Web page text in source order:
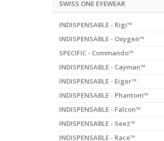
SWISS ONE EYEWEAR
INDISPENSABLE - Rigi™
INDISPENSABLE - Oxygen™
SPECIFIC - Commando™
INDISPENSABLE - Cayman™
INDISPENSABLE - Eiger™
INDISPENSABLE - Phantom™
INDISPENSABLE - Falcon™
INDISPENSABLE - Seez™
INDISPENSABLE - Race™